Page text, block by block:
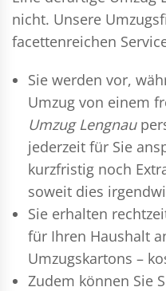
nicht. Unsere
facettenreichen
Sie werden vor,
Umzug von einem
Umzug Lengnau
jederzeit für Sie
kurzfristig noch
soweit dies
Sie erhalten
für Ihren Haushalt
Umzugskartons –
Zudem können Sie